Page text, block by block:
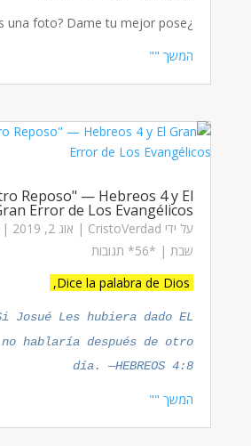
¿Quiéres una foto? Dame tu mejor pose.
המשך ""
Reposo" — Hebreos 4 y El
Error de Los Evangélicos
על ידי CristoVerdad
| אוג 2, 2019 |
שבת| ‏*56* תגובות
Josué Les hubiera dado EL
no hablaría después de otro
día.—HEBREOS 4:8
המשך ""